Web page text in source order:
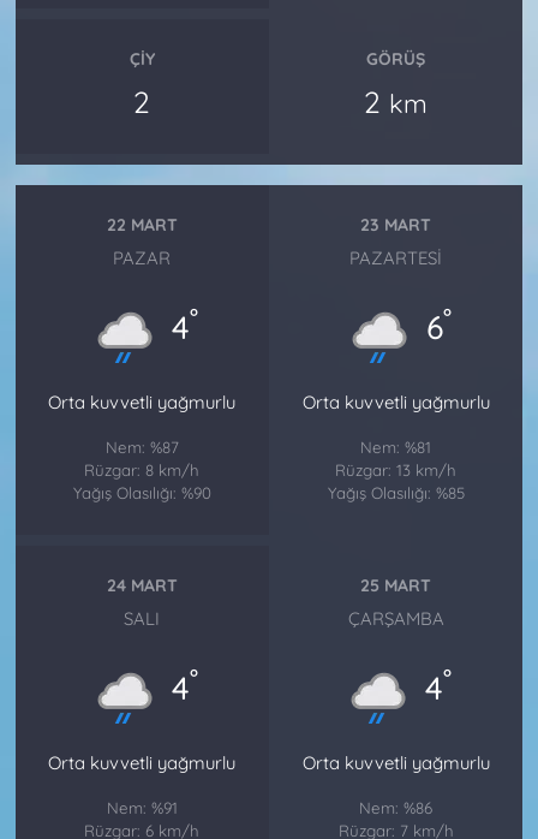
ÇIY
2
GÖRÜŞ
2 km
22 MART
PAZAR
4°
Orta kuvvetli yağmurlu
Nem: %87
Rüzgar: 8 km/h
Yağış Olasılığı: %90
23 MART
PAZARTESI
6°
Orta kuvvetli yağmurlu
Nem: %81
Rüzgar: 13 km/h
Yağış Olasılığı: %85
24 MART
SALI
4°
Orta kuvvetli yağmurlu
Nem: %91
Rüzgar: 6 km/h
25 MART
ÇARŞAMBA
4°
Orta kuvvetli yağmurlu
Nem: %86
Rüzgar: 7 km/h